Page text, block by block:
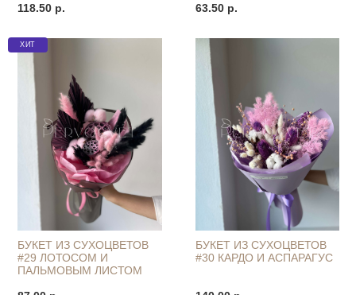
118.50 р.
63.50 р.
ХИТ
БУКЕТ ИЗ СУХОЦВЕТОВ
#29 ЛОТОСОМ И
ПАЛЬМОВЫМ ЛИСТОМ
БУКЕТ ИЗ СУХОЦВЕТОВ
#30 КАРДО И АСПАРАГУС